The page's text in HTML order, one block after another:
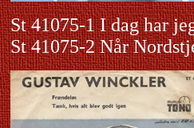
St 41075-1 I dag har
St 41075-2 Når